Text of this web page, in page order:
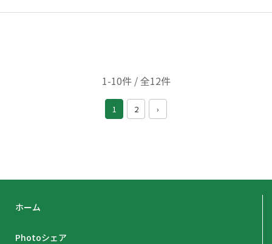
1-10件 / 全12件
1 2 ›
ホーム
Photoシェア